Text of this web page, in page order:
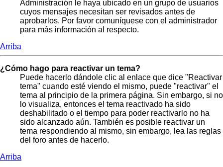
Administración le haya ubicado en un grupo de usuarios
cuyos mensajes necesitan ser revisados antes de
aprobarlos. Por favor comuníquese con el administrador
para más información al respecto.
Arriba
¿Cómo hago para reactivar un tema?
Puede hacerlo dándole clic al enlace que dice "Reactivar
tema" cuando esté viendo el mismo, puede "reactivar" el
tema al principio de la primera página. Sin embargo, si no
lo visualiza, entonces el tema reactivado ha sido
deshabilitado o el tiempo para poder reactivarlo no ha
sido alcanzado aún. También es posible reactivar un
tema respondiendo al mismo, sin embargo, lea las reglas
del foro antes de hacerlo.
Arriba